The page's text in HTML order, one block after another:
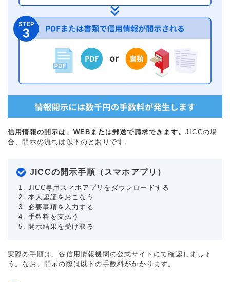
信用情報の開示は、WEBまたは郵送で請求できます。 JICCの場
合、開示の流れは以下のとおりです。
JICCの開示手順（スマホアプリ）
JICC専用スマホアプリをダウンロードする
本人認証をおこなう
必要事項を入力する
手数料を支払う
開示結果を受け取る
実際の手順は、各信用情報機関の公式サイトにて確認しましょ
う。なお、開示の際は以下の手数料がかかります。